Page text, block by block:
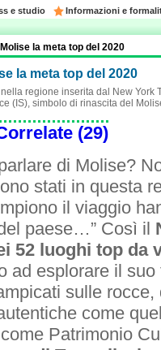
e studio Informazioni e
Molise la meta top del 2020
la meta top del 2020
nella regione inserita dal New
(IS), simbolo di rinascita del
(29)
di Molise?
stati in questa
il viaggio
paese…” Così il
52 luoghi top da
ad esplorare il
sulle
come
Patrimonio